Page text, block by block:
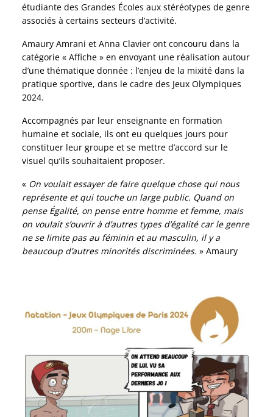
étudiante des Grandes Écoles aux stéréotypes de genre
associés à certains secteurs d’activité.
Amaury Amrani et Anna Clavier ont concouru dans la
catégorie « Affiche » en envoyant une réalisation autour
d’une thématique donnée : l’enjeu de la mixité dans la
pratique sportive, dans le cadre des Jeux Olympiques
2024.
Accompagnés par leur enseignante en formation
humaine et sociale, ils ont eu quelques jours pour
constituer leur groupe et se mettre d’accord sur le
visuel qu’ils souhaitaient proposer.
« On voulait essayer de faire quelque chose qui nous
représente et qui touche un large public. Quand on
pense Égalité, on pense entre homme et femme, mais
on voulait s’ouvrir à d’autres types d’égalité car le genre
ne se limite pas au féminin et au masculin, il y a
beaucoup d’autres minorités discriminées. » Amaury